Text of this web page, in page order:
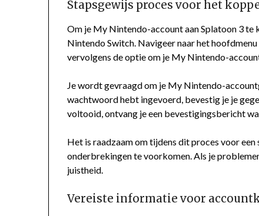
Stapsgewijs proces voor het
Om je My Nintendo-account aan Splatoon 3 te
Nintendo Switch. Navigeer naar het
vervolgens de optie om je My Nintendo-
Je wordt gevraagd om je My Nintendo-
wachtwoord hebt ingevoerd, bevestig je je
voltooid, ontvang je een bevestigingsbericht
Het is raadzaam om tijdens dit proces voor
onderbrekingen te voorkomen. Als je
juistheid.
Vereiste informatie voor